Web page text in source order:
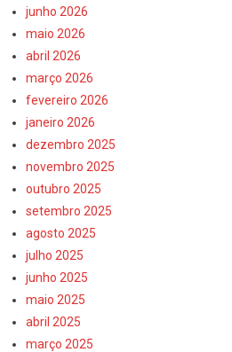
junho 2026
maio 2026
abril 2026
março 2026
fevereiro 2026
janeiro 2026
dezembro 2025
novembro 2025
outubro 2025
setembro 2025
agosto 2025
julho 2025
junho 2025
maio 2025
abril 2025
março 2025